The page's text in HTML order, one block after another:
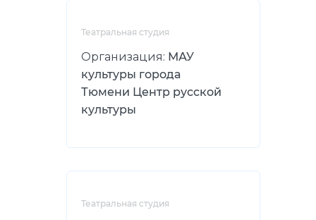
Театральная студия
Организация: МАУ
культуры города
Тюмени Центр русской
культуры
Театральная студия